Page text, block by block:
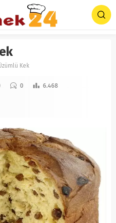
Kek
0 6.468